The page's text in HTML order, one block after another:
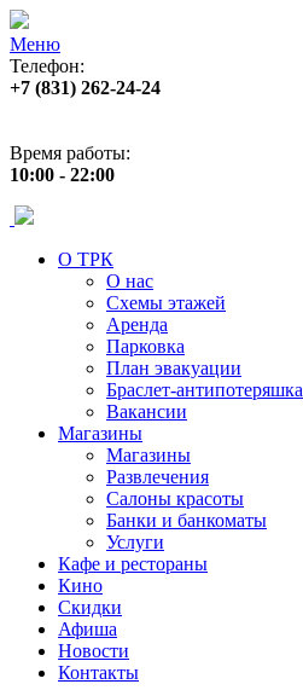
Меню
Телефон:
+7 (831) 262-24-24
Время работы:
10:00 - 22:00
О ТРК
О нас
Схемы этажей
Аренда
Парковка
План эвакуации
Браслет-антипотеряшка
Вакансии
Магазины
Магазины
Развлечения
Салоны красоты
Банки и банкоматы
Услуги
Кафе и рестораны
Кино
Скидки
Афиша
Новости
Контакты